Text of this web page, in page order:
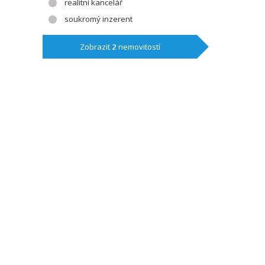
realitní kancelář
soukromý inzerent
Zobrazit 2 nemovitostí